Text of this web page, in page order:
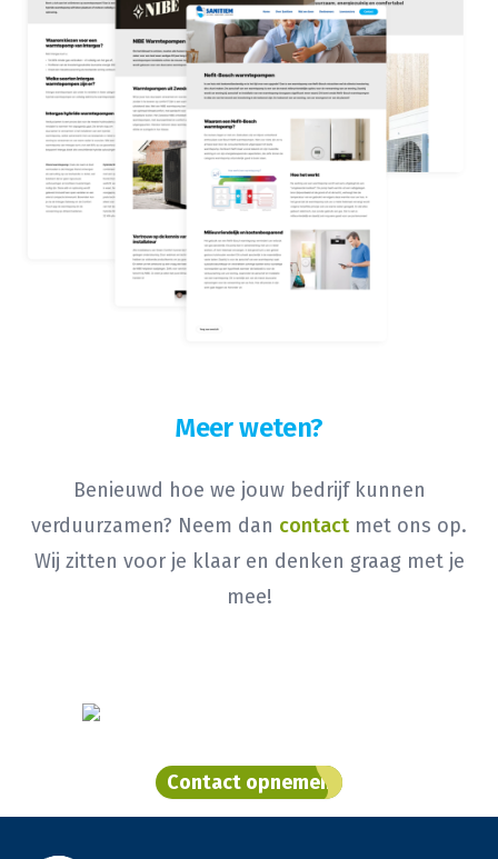
Meer weten?
Benieuwd hoe we jouw bedrijf kunnen
verduurzamen? Neem dan contactmet ons op.
Wij zitten voor je klaar en denken graag met je
mee!
Contact opnemen